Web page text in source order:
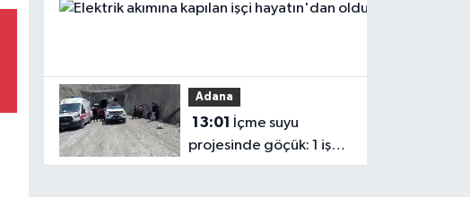
ekosistemine daha
Adana
13:01
projesinde göçük: 1 işçi
hayatını kaybetti, 1'i